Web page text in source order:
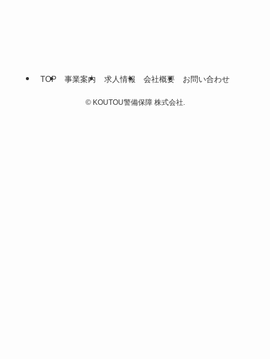
TOP 事業案内 求人情報 会社概要 お問い合わせ
©KOUTOU警備保障 株式会社.